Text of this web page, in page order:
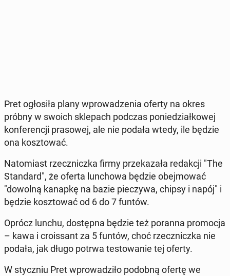
Pret ogło­si­ła plany wpro­wa­dze­nia oferty na okres
próbny w swoich skle­pach podczas po­nie­dział­ko­wej
kon­fe­ren­cji pra­so­wej, ale nie podała wtedy, ile będzie
ona kosz­to­wać.
Na­to­miast rzecz­nicz­ka firmy prze­ka­za­ła re­dak­cji "The
Stan­dard", że oferta lun­cho­wa będzie obej­mo­wać
"dowolną kanapkę na bazie pie­czy­wa, chipsy i napój" i
będzie kosz­to­wać od 6 do 7 funtów.
Oprócz lunchu, do­stęp­na będzie też poranna pro­mo­cja
– kawa i cro­is­sant za 5 funtów, choć rzecz­nicz­ka nie
podała, jak długo potrwa te­sto­wa­nie tej oferty.
W stycz­niu Pret wpro­wa­dzi­ło podobną ofertę we